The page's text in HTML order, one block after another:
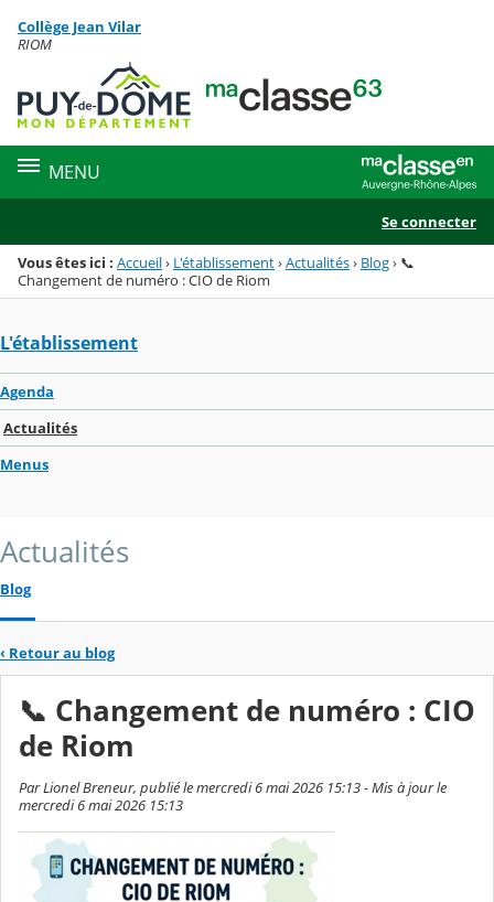
Menu de la rubrique
Contenu
Collège Jean Vilar
RIOM
MENU
Se connecter
Vous êtes ici : Accueil› L'établissement›Actualités› Blog› 📞
Changement de numéro : CIO de Riom
L'établissement
Agenda
Actualités
Menus
Actualités
Blog
‹ Retour au blog
📞 Changement de numéro : CIO
de Riom
Par Lionel Breneur, publié le mercredi 6 mai 2026 15:13 - Mis à jour le
mercredi 6 mai 2026 15:13